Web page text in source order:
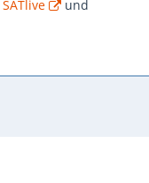
SATlive
und